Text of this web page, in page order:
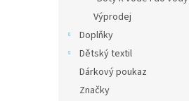
Výprodej
Doplňky
Dětský textil
Dárkový poukaz
Značky